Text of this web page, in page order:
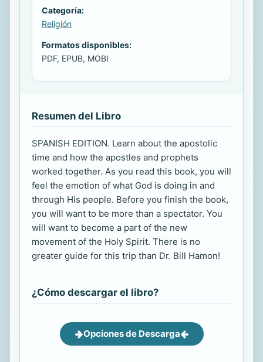
Categoría:
Religión
Formatos disponibles:
PDF, EPUB, MOBI
Resumen del Libro
SPANISH EDITION. Learn about the apostolic
time and how the apostles and prophets
worked together. As you read this book, you will
feel the emotion of what God is doing in and
through His people. Before you finish the book,
you will want to be more than a spectator. You
will want to become a part of the new
movement of the Holy Spirit. There is no
greater guide for this trip than Dr. Bill Hamon!
¿Cómo descargar el libro?
Opciones de Descarga